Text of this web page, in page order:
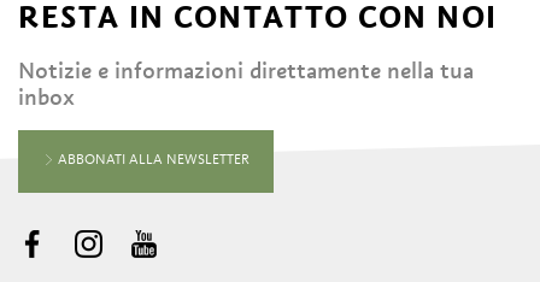
RESTA IN CONTATTO CON NOI
Notizie e informazioni direttamente nella tua
inbox
ABBONATI ALLA NEWSLETTER